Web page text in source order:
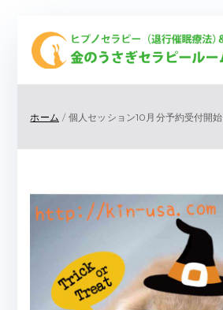
ホーム 個人セッション10月分予約受付開始